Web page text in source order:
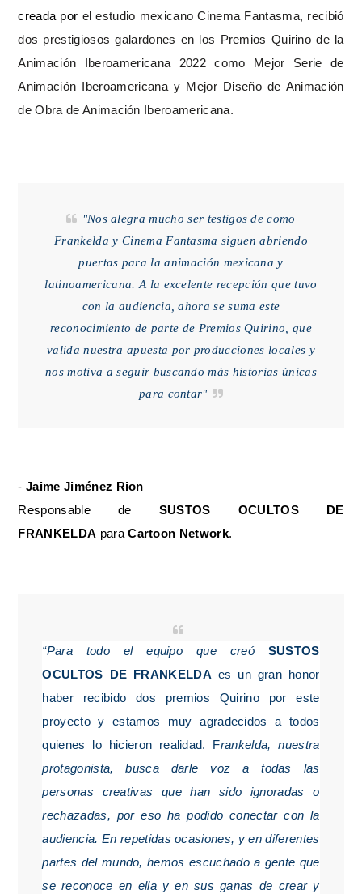
creada por el estudio mexicano Cinema Fantasma, recibió
dos prestigiosos galardones en los Premios Quirino de la
Animación Iberoamericana 2022 como
Mejor Serie de
Animación Iberoamericana y Mejor Diseño de Animación
de Obra de Animación Iberoamericana.
"Nos alegra mucho ser testigos de como
Frankelda y Cinema Fantasma siguen abriendo
puertas para la animación mexicana y
latinoamericana. A la excelente recepción que tuvo
con la audiencia, ahora se suma este
reconocimiento de parte de Premios Quirino, que
valida nuestra apuesta por producciones locales y
nos motiva a seguir buscando más historias únicas
para contar"
-Jaime Jiménez Rion
Responsable de SUSTOS OCULTOS DE
FRANKELDA paraCartoon Network.
“Para todo el equipo que creó SUSTOS
OCULTOS DE FRANKELDA es un gran honor
haber recibido dos premios Quirino por este
proyecto y estamos muy agradecidos a todos
quienes lo hicieron realidad. Frankelda, nuestra
protagonista, busca darle voz a todas las
personas creativas que han sido ignoradas o
rechazadas, por eso ha podido conectar con la
audiencia. En repetidas ocasiones, y en diferentes
partes del mundo, hemos escuchado a gente que
se reconoce en ella y en sus ganas de crear y